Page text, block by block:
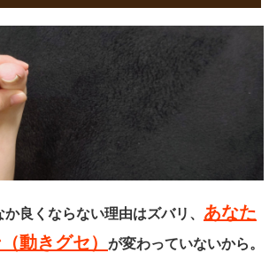
良くならない理由はズバリ、 あなた
動きグセ）
が変わっていないから。